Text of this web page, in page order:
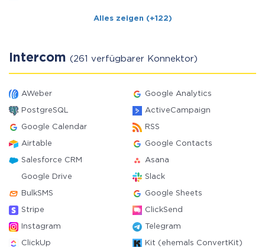
Alles zeigen (+122)
Intercom (261 verfügbarer Konnektor)
AWeber Google Analytics
PostgreSQL ActiveCampaign
Google Calendar RSS
Airtable Google Contacts
Salesforce CRM Asana
Google Drive Slack
BulkSMS Google Sheets
Stripe ClickSend
Instagram Telegram
ClickUp Kit (ehemals ConvertKit)